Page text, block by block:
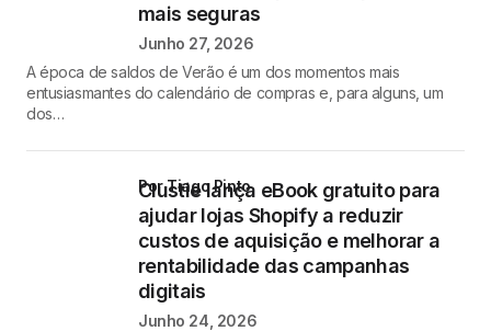
mais seguras
Junho 27, 2026
A época de saldos de Verão é um dos momentos mais
entusiasmantes do calendário de compras e, para alguns, um
dos…
Clustie lança eBook gratuito para
ajudar lojas Shopify a reduzir
custos de aquisição e melhorar a
rentabilidade das campanhas
digitais
por Tiago Pinto
Junho 24, 2026